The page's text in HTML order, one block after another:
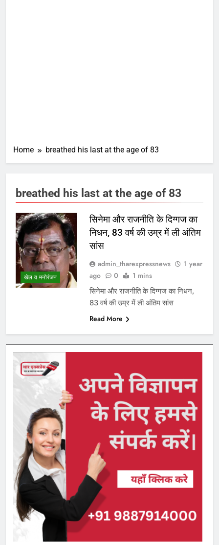
Home breathed his last at the age of 83
breathed his last at the age of 83
खेल व मनोरंजन
सिनेमा और राजनीति के दिग्गज का
निधन, 83 वर्ष की उम्र में ली अंतिम
सांस
admin_tharexpressnews
1 year
ago
0 1 mins
सिनेमा और राजनीति के दिग्गज का निधन,
83 वर्ष की उम्र में ली अंतिम सांस
Read More